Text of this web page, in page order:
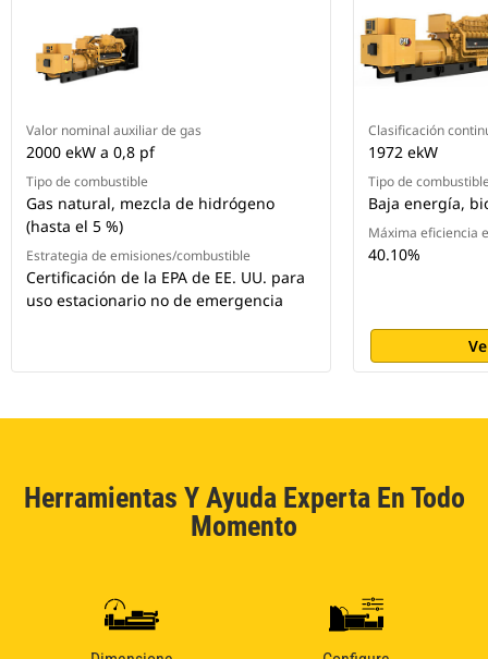
Valor nominal auxiliar de gas
2000 ekW a 0,8 pf
Tipo de combustible
Gas natural, mezcla de hidrógeno
(hasta el 5 %)
Estrategia de emisiones/combustible
Certificación de la EPA de EE. UU. para
uso estacionario no de emergencia
Clasificación
1972 ekW
Tipo de
Baja energía,
Máxima eficiencia
40.10%
Herramientas Y Ayuda Experta En Todo
Momento